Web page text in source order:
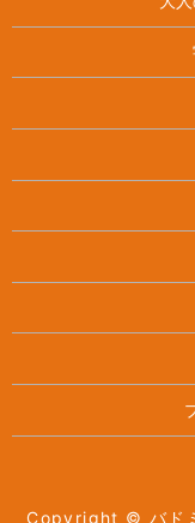
Copyright © バド